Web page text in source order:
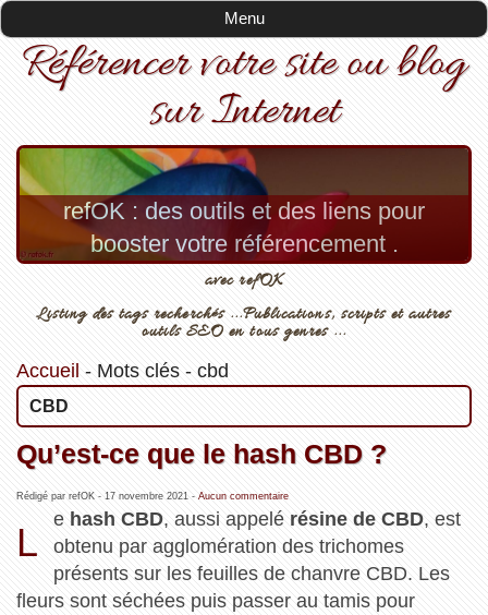
Menu
Référencer votre site ou blog
sur Internet
refOK : des outils et des liens pour
booster votre référencement .
avec refOK
Listing des tags recherchés ...Publications, scripts et autres
outils SEO en tous genres ...
Accueil - Mots clés- cbd
CBD
Qu’est-ce que le hash CBD ?
Rédigé par refOK - 17 novembre 2021 - Aucun commentaire
L
e hash CBD, aussi appelé résine de CBD, est
obtenu par agglomération des trichomes
présents sur les feuilles de chanvre CBD. Les
fleurs sont séchées puis passer au tamis pour